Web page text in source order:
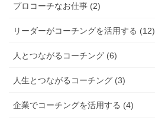
プロコーチなお仕事 (2)
リーダーがコーチングを活用する (12)
人とつながるコーチング (6)
人生とつながるコーチング (3)
企業でコーチングを活用する (4)